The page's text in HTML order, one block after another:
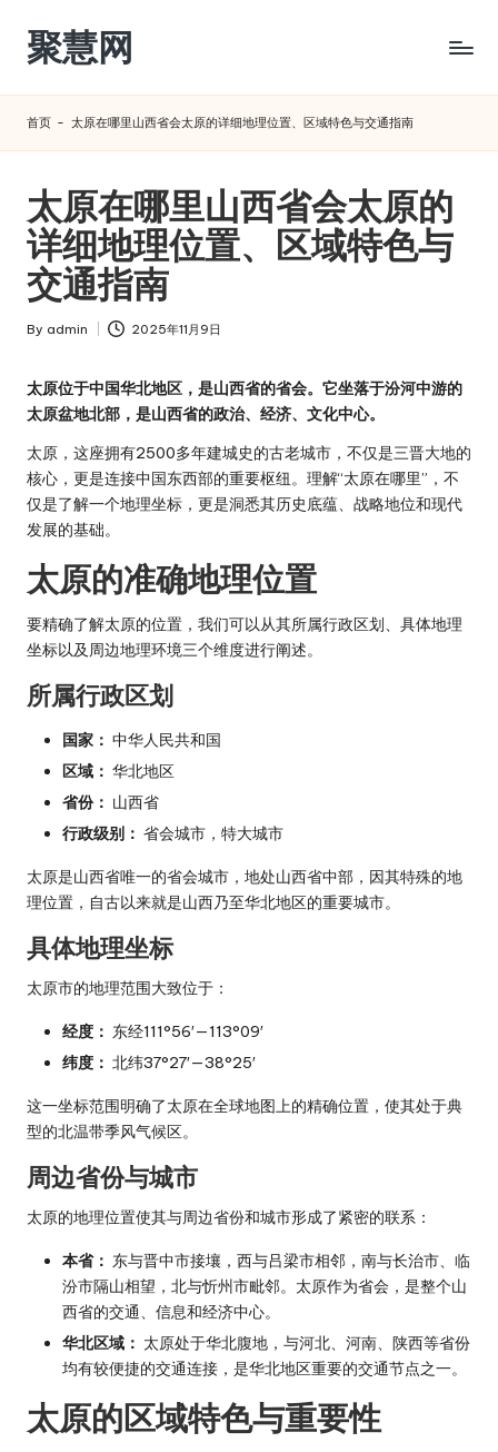
Skip
content
聚慧网
首页 - 太原在哪里山西省会太原的详细地理位置、区域特色与交通指南
太原在哪里山西省会太原的
详细地理位置、区域特色与
交通指南
Posted
By admin 2025年11月9日
太原位于中国华北地区，是山西省的省会。它坐落于汾河中游的
太原盆地北部，是山西省的政治、经济、文化中心。
太原，这座拥有2500多年建城史的古老城市，不仅是三晋大地的
核心，更是连接中国东西部的重要枢纽。理解“太原在哪里”，不
仅是了解一个地理坐标，更是洞悉其历史底蕴、战略地位和现代
发展的基础。
太原的准确地理位置
要精确了解太原的位置，我们可以从其所属行政区划、具体地理
坐标以及周边地理环境三个维度进行阐述。
所属行政区划
国家： 中华人民共和国
区域： 华北地区
省份： 山西省
行政级别： 省会城市，特大城市
太原是山西省唯一的省会城市，地处山西省中部，因其特殊的地
理位置，自古以来就是山西乃至华北地区的重要城市。
具体地理坐标
太原市的地理范围大致位于：
经度： 东经111°56′—113°09′
纬度： 北纬37°27′—38°25′
这一坐标范围明确了太原在全球地图上的精确位置，使其处于典
型的北温带季风气候区。
周边省份与城市
太原的地理位置使其与周边省份和城市形成了紧密的联系：
本省： 东与晋中市接壤，西与吕梁市相邻，南与长治市、临
汾市隔山相望，北与忻州市毗邻。太原作为省会，是整个山
西省的交通、信息和经济中心。
华北区域： 太原处于华北腹地，与河北、河南、陕西等省份
均有较便捷的交通连接，是华北地区重要的交通节点之一。
太原的区域特色与重要性